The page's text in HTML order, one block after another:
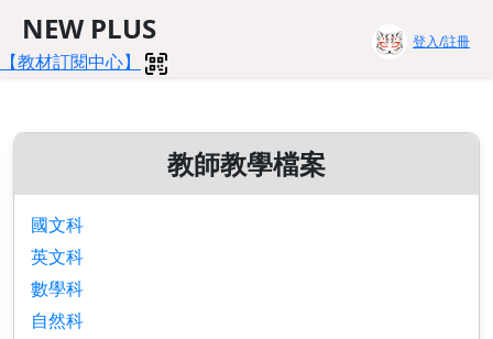
NEW PLUS
【教材訂閱中心】
登入/註冊
教師教學檔案
國文科
英文科
數學科
自然科